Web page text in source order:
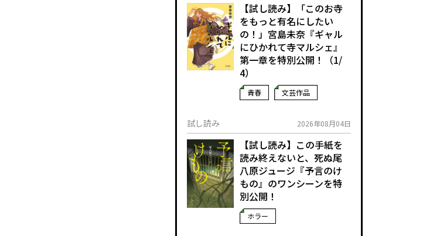
【試し読み】「このお寺
をもっと有名にしたい
の！」宮島未奈『ギャル
にひかれて寺マルシェ』
第一章を特別公開！（1/
4）
青春 文芸作品
試し読み 2026年08月04日
【試し読み】この手紙を
読み終えないと、死ぬ――尾
八原ジュージ『予言のけ
もの』のワンシーンを特
別公開！
ホラー